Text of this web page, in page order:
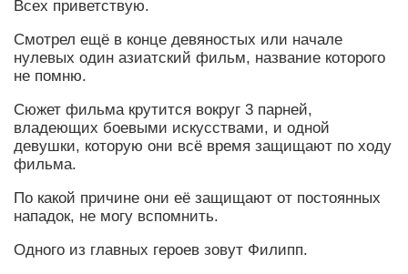
Всех приветствую.
Смотрел ещё в конце девяностых или начале
нулевых один азиатский фильм, название которого
не помню.
Сюжет фильма крутится вокруг 3 парней,
владеющих боевыми искусствами, и одной
девушки, которую они всё время защищают по ходу
фильма.
По какой причине они её защищают от постоянных
нападок, не могу вспомнить.
Одного из главных героев зовут Филипп.